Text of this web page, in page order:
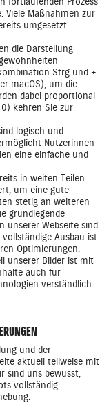
Viele Maßnahmen zur
umgesetzt:
die Darstellung
Strg und +
macOS), um die
dabei proportional
kehren Sie zur
logisch und
Nutzerinnen
eine einfache und
in weiten Teilen
um eine gute
stetig an weiteren
grundlegende
unserer Webseite sind
Ausbau ist
Optimierungen.
unserer Bilder ist mit
auch für
verständlich
und der
aktuell teilweise mit
sind uns bewusst,
vollständig